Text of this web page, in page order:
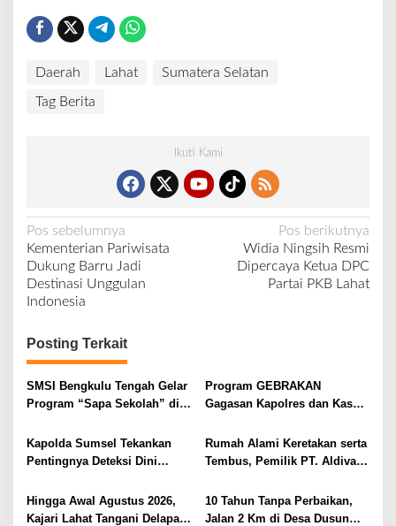
Daerah Lahat Sumatera Selatan
Tag Berita
Ikuti Kami
N
a
v
i
g
a
s
i
p
o
Pos sebelumnya
Kementerian Pariwisata
Dukung Barru Jadi
Destinasi Unggulan
Indonesia
Pos berikutnya
Widia Ningsih Resmi
Dipercaya Ketua DPC
Partai PKB Lahat
Posting Terkait
SMSI Bengkulu Tengah Gelar
Program “Sapa Sekolah” di
Program GEBRAKAN
Gagasan Kapolres dan Kasat
Menyasar ke Siswa SDN dan
SMPN di Jarai
Kapolda Sumsel Tekankan
Pentingnya Deteksi Dini
Pelayanan Kepolisian
Rumah Alami Keretakan serta
Tembus, Pemilik PT. Aldiva
Hingga Awal Agustus 2026,
Kajari Lahat Tangani Delapan
10 Tahun Tanpa Perbaikan,
Jalan 2 Km di Desa Dusun